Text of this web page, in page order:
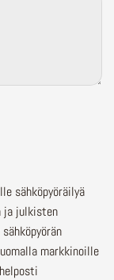
sähköpyöräilyä
ja julkisten
markkinoille